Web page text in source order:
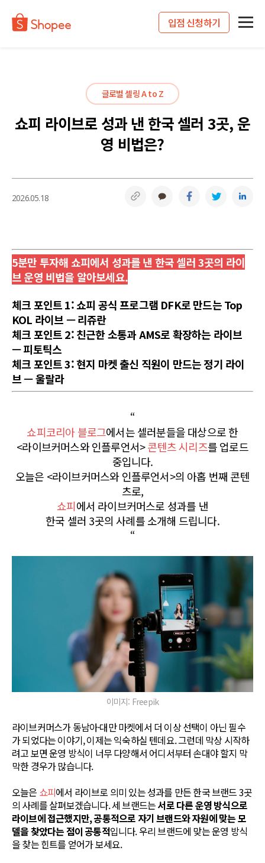
입점 신청하기
글로벌 셀링 A to Z
쇼피 라이브로 성과 낸 한국 셀러 3곳, 운
영 비법은?
2026.05.18 링크복사 카카오톡 페이스북 트위터
5분만 투자해 쇼피에서 성과를 낸 한국 셀러 3곳의 라이
브 운영 비법을 알아보세요.
체크 포인트 1: 쇼피 공식 프로그램 DFK로 만드는 Top
KOL 라이브 — 리쥬란
체크 포인트 2: 친근한 소통과 AMS로 확장하는 라이브
— 피토틱스
체크 포인트 3: 현지 마켓 출신 직원이 만드는 정기 라이
브 — 울랄라
“
쇼피코리아 블로그에서는 셀러분들을 대상으로 한
<라이브커머스와 인플루언서>콘텐츠 시리즈를 업로드
중입니다.
오늘은 <라이브커머스와 인플루언서>의 아홉 번째 콘텐
츠로,
쇼피에서 라이브커머스로 성과를 낸
한국 셀러 3곳의 사례를 소개해 드립니다.
“
이미지: Freepik
라이브커머스가 동남아·대만 마켓에서 더 이상 선택이 아닌 필수
가 되었다는 이야기, 이제는 익숙하실 텐데요. 그런데 막상 시작하
려고 보면 운영 방식이 너무 다양해서 어디서부터 손대야 할지 막
막한 경우가 많습니다.
오늘은 쇼피에서 라이브로 의미 있는 성과를 만든 한국 브랜드 3곳
의 사례를 살펴보겠습니다. 세 브랜드는서로 다른 운영 방식으로
라이브에 접근했지만, 공통적으로 자기 브랜드와 자원에 맞는 모
델을 찾았다는 점이 공통적입니다. 우리 브랜드에 맞는 운영 방식
을 찾는 힌트를 얻어가 보세요.